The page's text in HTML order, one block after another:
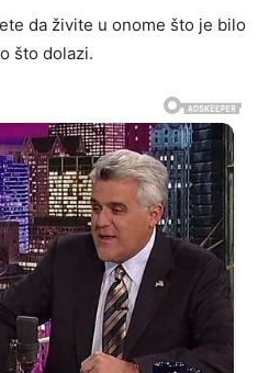
da živite u onome što je bilo
što dolazi.